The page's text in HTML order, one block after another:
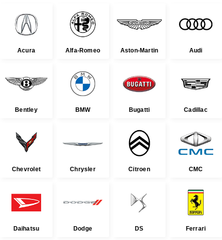
Acura Alfa-Romeo Aston-Martin Audi
Bentley BMW Bugatti Cadillac
Chevrolet Chrysler Citroen CMC
Daihatsu Dodge DS Ferrari